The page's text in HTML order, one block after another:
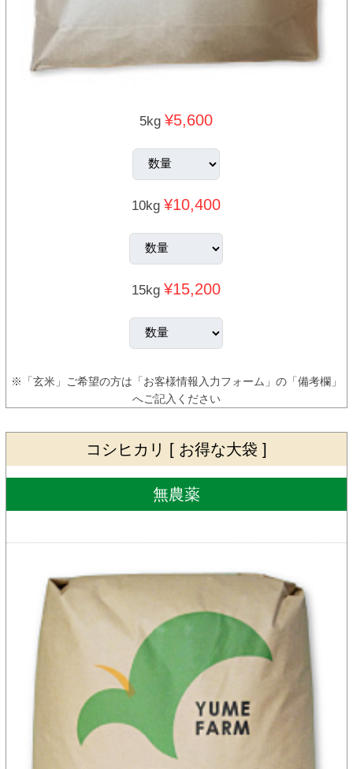
5kg¥5,600
10kg¥10,400
15kg¥15,200
※「玄米」ご希望の方は「お客様情報入力フォーム」の「備考欄」
へご記入ください
コシヒカリ [ お得な大袋 ]
無農薬